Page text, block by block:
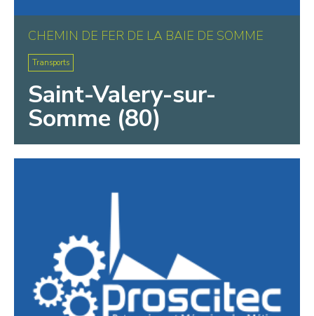
CHEMIN DE FER DE LA BAIE DE SOMME
Transports
Saint-Valery-sur-
Somme (80)